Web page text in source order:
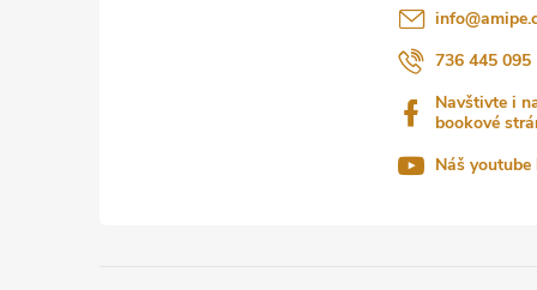
info@
736 445 095
Navštivte i
bookové
Náš youtube